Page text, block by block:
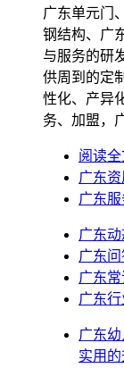
广东单元门
钢结构、广
与服务的研
供周到的定
性化、产异
务、加盟，
阅读
广东
广东
广东
广东
广东常
广东行
广东
实用